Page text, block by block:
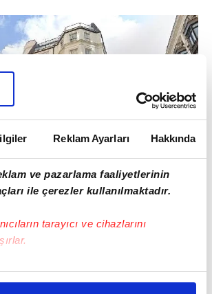
Reklam Ayarları Hakkında
ve pazarlama faaliyetlerinin
ile çerezler kullanılmaktadır.
tarayıcı ve cihazlarını
halinde sizlere özel
İMPARATORLUK
belgelerde Birleşik